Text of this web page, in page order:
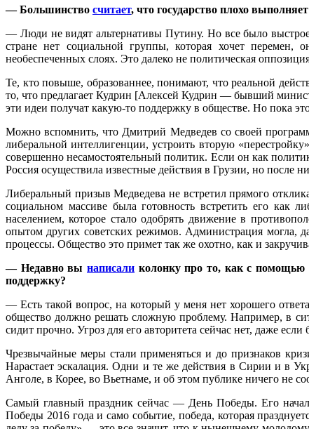
— Большинство считает, что государство плохо
— Люди не видят альтернативы Путину. Но все было
стране нет социальной группы, которая хочет
необеспеченных слоях. Это далеко не политическая
Те, кто повыше, образованнее, понимают, что реальной
то, что предлагает Кудрин [Алексей Кудрин — бывший
эти идеи получат какую-то поддержку в обществе. Но пока
Можно вспомнить, что Дмитрий Медведев со своей
либеральной интеллигенции, устроить вторую
совершенно несамостоятельный политик. Если он как
Россия осуществила известные действия в Грузии, но после
Либеральный призыв Медведева не встретил прямого
социальном массиве была готовность встретить его как
населением, которое стало одобрять движение в
опытом других советских режимов. Администрация могла,
процессы. Общество это примет так же охотно, как и
— Недавно вынаписали колонку про то, как с помощью
поддержку?
— Есть такой вопрос, на который у меня нет хорошего
общество должно решать сложную проблему. Например, в
сидит прочно. Угроз для его авторитета сейчас нет, даже
Чрезвычайные меры стали применяться и до признаков
Нарастает эскалация. Одни и те же действия в Сирии и в
Анголе, в Корее, во Вьетнаме, и об этом публике ничего не
Самый главный праздник сейчас — День Победы. Его начал
Победы 2016 года и само событие, победа, которая